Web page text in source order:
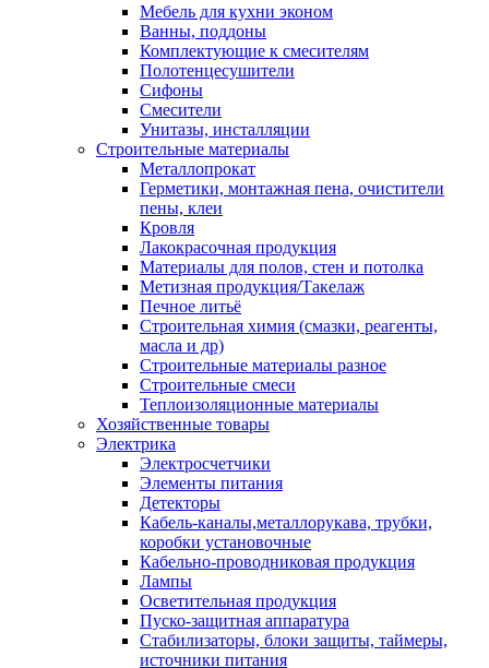
Мебель для кухни эконом
Ванны, поддоны
Комплектующие к смесителям
Полотенцесушители
Сифоны
Смесители
Унитазы, инсталляции
Строительные материалы
Металлопрокат
Герметики, монтажная пена, очистители
пены, клеи
Кровля
Лакокрасочная продукция
Материалы для полов, стен и потолка
Метизная продукция/Такелаж
Печное литьё
Строительная химия (смазки, реагенты,
масла и др)
Строительные материалы разное
Строительные смеси
Теплоизоляционные материалы
Хозяйственные товары
Электрика
Электросчетчики
Элементы питания
Детекторы
Кабель-каналы,металлорукава, трубки,
коробки установочные
Кабельно-проводниковая продукция
Лампы
Осветительная продукция
Пуско-защитная аппаратура
Стабилизаторы, блоки защиты, таймеры,
источники питания